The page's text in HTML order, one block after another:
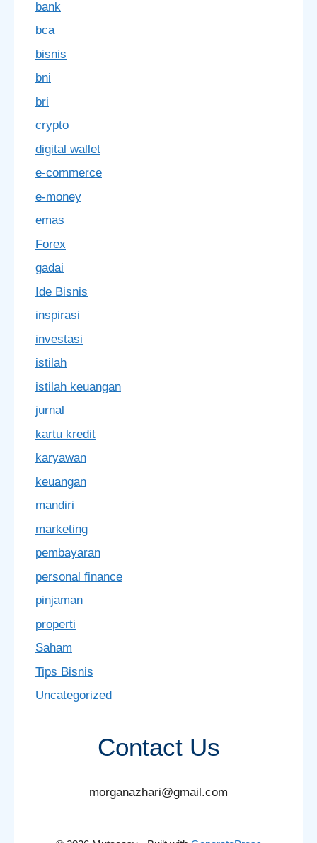
bank
bca
bisnis
bni
bri
crypto
digital wallet
e-commerce
e-money
emas
Forex
gadai
Ide Bisnis
inspirasi
investasi
istilah
istilah keuangan
jurnal
kartu kredit
karyawan
keuangan
mandiri
marketing
pembayaran
personal finance
pinjaman
properti
Saham
Tips Bisnis
Uncategorized
Contact Us
morganazhari@gmail.com